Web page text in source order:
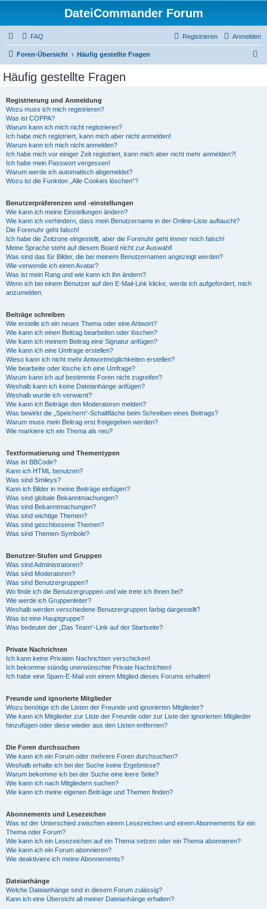
DateiCommander Forum
FAQ Anmelden
Registrieren
Foren-Übersicht Häufig gestellte Fragen
Häufig gestellte Fragen
Registrierung und Anmeldung
Wozu muss ich mich registrieren?
Was ist COPPA?
Warum kann ich mich nicht registrieren?
Ich habe mich registriert, kann mich aber nicht anmelden!
Warum kann ich mich nicht anmelden?
Ich habe mich vor einiger Zeit registriert, kann mich aber nicht mehr anmelden?!
Ich habe mein Passwort vergessen!
Warum werde ich automatisch abgemeldet?
Wozu ist die Funktion „Alle Cookies löschen“?
Benutzerpräferenzen und -einstellungen
Wie kann ich meine Einstellungen ändern?
Wie kann ich verhindern, dass mein Benutzername in der Online-Liste auftaucht?
Die Forenuhr geht falsch!
Ich habe die Zeitzone eingestellt, aber die Forenuhr geht immer noch falsch!
Meine Sprache steht auf diesem Board nicht zur Auswahl!
Was sind das für Bilder, die bei meinem Benutzernamen angezeigt werden?
Wie verwende ich einen Avatar?
Was ist mein Rang und wie kann ich ihn ändern?
Wenn ich bei einem Benutzer auf den E-Mail-Link klicke, werde ich aufgefordert, mich
anzumelden.
Beiträge schreiben
Wie erstelle ich ein neues Thema oder eine Antwort?
Wie kann ich einen Beitrag bearbeiten oder löschen?
Wie kann ich meinem Beitrag eine Signatur anfügen?
Wie kann ich eine Umfrage erstellen?
Wieso kann ich nicht mehr Antwortmöglichkeiten erstellen?
Wie bearbeite oder lösche ich eine Umfrage?
Warum kann ich auf bestimmte Foren nicht zugreifen?
Weshalb kann ich keine Dateianhänge anfügen?
Weshalb wurde ich verwarnt?
Wie kann ich Beiträge den Moderatoren melden?
Was bewirkt die „Speichern“-Schaltfläche beim Schreiben eines Beitrags?
Warum muss mein Beitrag erst freigegeben werden?
Wie markiere ich ein Thema als neu?
Textformatierung und Thementypen
Was ist BBCode?
Kann ich HTML benutzen?
Was sind Smileys?
Kann ich Bilder in meine Beiträge einfügen?
Was sind globale Bekanntmachungen?
Was sind Bekanntmachungen?
Was sind wichtige Themen?
Was sind geschlossene Themen?
Was sind Themen-Symbole?
Benutzer-Stufen und Gruppen
Was sind Administratoren?
Was sind Moderatoren?
Was sind Benutzergruppen?
Wo finde ich die Benutzergruppen und wie trete ich ihnen bei?
Wie werde ich Gruppenleiter?
Weshalb werden verschiedene Benutzergruppen farbig dargestellt?
Was ist eine Hauptgruppe?
Was bedeutet der „Das Team“-Link auf der Startseite?
Private Nachrichten
Ich kann keine Privaten Nachrichten verschicken!
Ich bekomme ständig unerwünschte Private Nachrichten!
Ich habe eine Spam-E-Mail von einem Mitglied dieses Forums erhalten!
Freunde und ignorierte Mitglieder
Wozu benötige ich die Listen der Freunde und ignorierten Mitglieder?
Wie kann ich Mitglieder zur Liste der Freunde oder zur Liste der ignorierten Mitglieder
hinzufügen oder diese wieder aus den Listen entfernen?
Die Foren durchsuchen
Wie kann ich ein Forum oder mehrere Foren durchsuchen?
Weshalb erhalte ich bei der Suche keine Ergebnisse?
Warum bekomme ich bei der Suche eine leere Seite?
Wie kann ich nach Mitgliedern suchen?
Wie kann ich meine eigenen Beiträge und Themen finden?
Abonnements und Lesezeichen
Was ist der Unterschied zwischen einem Lesezeichen und einem Abonnements für ein
Thema oder Forum?
Wie kann ich ein Lesezeichen auf ein Thema setzen oder ein Thema abonnieren?
Wie kann ich ein Forum abonnieren?
Wie deaktiviere ich meine Abonnements?
Dateianhänge
Welche Dateianhänge sind in diesem Forum zulässig?
Kann ich eine Übersicht all meiner Dateianhänge erhalten?